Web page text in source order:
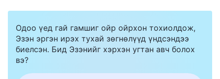
Одоо үед гай гамшиг ойр ойрхон тохиолдож,
Эзэн эргэн ирэх тухай зөгнөлүүд үндсэндээ
биелсэн. Бид Эзэнийг хэрхэн угтан авч болох
вэ?